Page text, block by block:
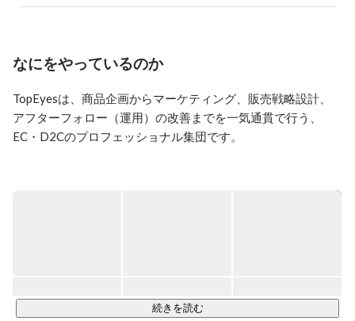
2021年～　　　　TopEyes入社／アフターマーケティン
ーションを取りながら仕事をしたい！と思い、転職活動
主にお客様対応（CS業務）、同梱物作成（CRM業務）
や新商品の企画など、様々なジャンルの業務を担当して
います。
なにをやっているのか
TopEyesは、商品企画からマーケティング、販売戦略設計、
アフターフォロー（運用）の改善までを一気通貫で行う、
EC・D2Cのプロフェッショナル集団です。
続きを読む